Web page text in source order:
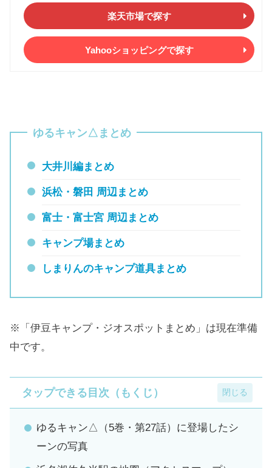
楽天市場で探す
Yahooショッピングで探す
ゆるキャン△まとめ
大井川編まとめ
浜松・磐田 周辺まとめ
富士・富士宮 周辺まとめ
キャンプ場まとめ
しまりんのキャンプ道具まとめ
※「伊豆キャンプ・ジオスポットまとめ」は現在準備
中です。
タップできる目次（もくじ）
ゆるキャン△（5巻・第27話）に登場したシ
ーンの写真